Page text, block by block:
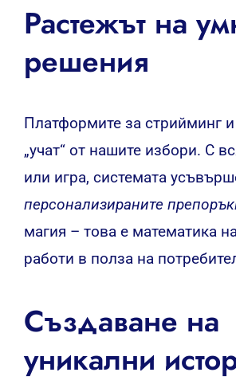
Растежът на
решения
Платформите за стрийминг
„учат“ от нашите избори. С
или игра, системата
персонализираните
магия – това е математика
работи в полза на
Създаване на
уникални